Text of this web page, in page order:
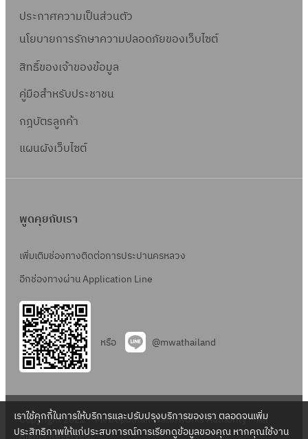
ประกาศความเป็นส่วนตัว
นโยบายการรักษาความปลอดภัยของเว็บไซต์
สิทธิ์ของเจ้าของข้อมูล
คู่มือสำหรับประชาชน
กฎบัตรลูกค้า
แผนผังเว็บไซต์
พูดคุยกับเรา
เพิ่มเติมช่องทางติดต่อการประปานครหลวง
อีกช่องทางผ่าน Application Line
หรือ @mwathailand
Copyright 2022 – Metropolitan Waterworks Authority – All
เราใช้คุกกี้ในการให้บริการและปรับปรุงบริการของเรา ตลอดจนเพิ่ม
ประสิทธิภาพให้แก่ประสบการณ์การเรียกดูข้อมูลของคุณ หากคุณใช้งาน